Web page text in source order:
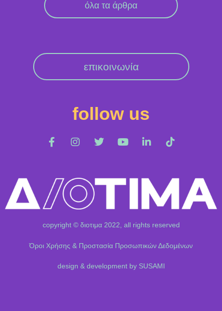
όλα τα άρθρα
επικοινωνία
follow us
copyright © διοτιμα 2022, all rights reserved
Όροι Χρήσης & Προστασία Προσωπικών Δεδομένων
design & development by SUSAMI